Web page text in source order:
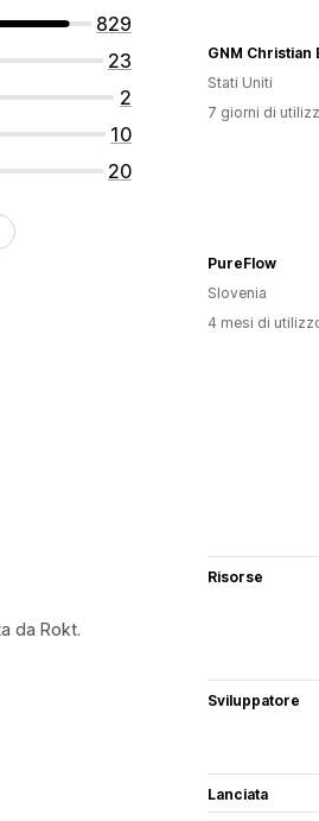
829
23
2
10
20
Stati Uniti
7 giorni di
PureFlow
Slovenia
4 mesi di
da Rokt.
Risorse
Sviluppatore
Lanciata